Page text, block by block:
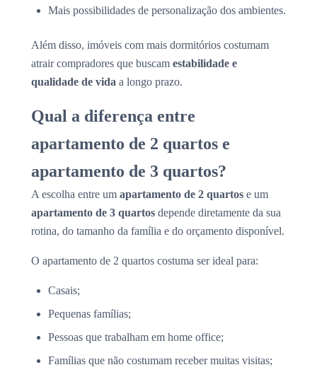
Mais possibilidades de personalização dos ambientes.
Além disso, imóveis com mais dormitórios costumam
atrair compradores que buscam estabilidade e
qualidade de vida a longo prazo.
Qual a diferença entre
apartamento de 2 quartos e
apartamento de 3 quartos?
A escolha entre um apartamento de 2 quartos e um
apartamento de 3 quartos depende diretamente da sua
rotina, do tamanho da família e do orçamento disponível.
O apartamento de 2 quartos costuma ser ideal para:
Casais;
Pequenas famílias;
Pessoas que trabalham em home office;
Famílias que não costumam receber muitas visitas;